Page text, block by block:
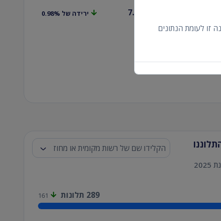
הכרעה או
7.44 ירידה של 0.98%
289 תלונות 161
זו לעומת הנתונים